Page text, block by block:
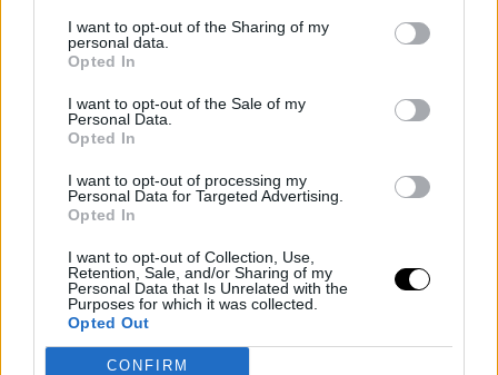
I want to opt-out of the Sharing of my
personal data.
Opted In
I want to opt-out of the Sale of my
Personal Data.
Opted In
I want to opt-out of processing my
Personal Data for Targeted Advertising.
Opted In
I want to opt-out of Collection, Use,
Retention, Sale, and/or Sharing of my
Personal Data that Is Unrelated with the
Purposes for which it was collected.
Opted Out
CONFIRM
MMA
VEGAS.HU MÁJUSI
ÜDVÖZLŐBÓNUSZ:
AKÁR 100.000 FT
BÓNUSZ AZ ÚJ
JÁTÉKOSOKNAK